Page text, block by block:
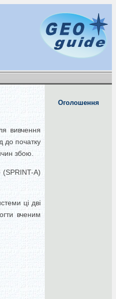
вивчення
до початку
збою.
A)
ці дві
вченим
Оголошення